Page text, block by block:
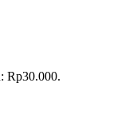
Rp30.000.